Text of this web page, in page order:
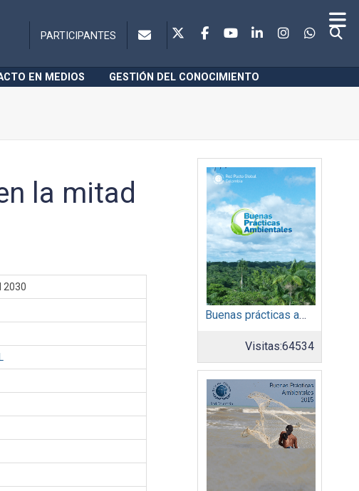
PARTICIPANTES
EN MEDIOS GESTIÓN DEL CONOCIMIENTO
la mitad
2030
Buenas prácticas ambientales 2014
Visitas:64534